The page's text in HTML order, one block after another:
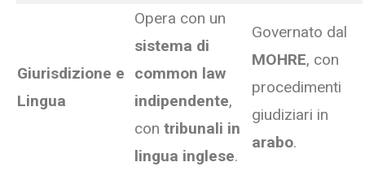
Giurisdizione e
Lingua
Opera con un
sistema di
common law
indipendente,
con tribunali in
lingua inglese.
Governato dal
MOHRE, con
procedimenti
giudiziari in
arabo.